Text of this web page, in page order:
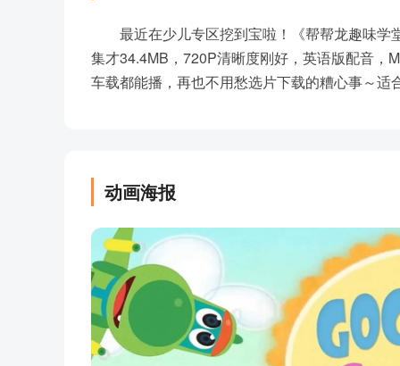
最近在少儿专区挖到宝啦！《帮帮龙趣味
集才34.4MB，720P清晰度刚好，英语版配音，
车载都能播，再也不用愁选片下载的糟心事～适
动画海报